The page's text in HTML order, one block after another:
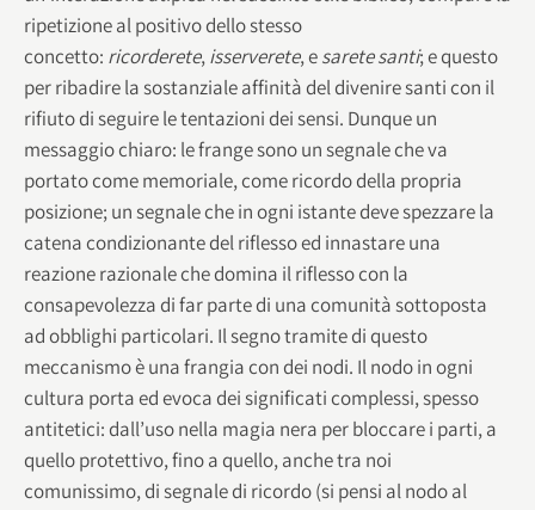
ripetizione al positivo dello stesso
concetto: ricorderete,isserverete, esarete santi; e questo
per ribadire la sostanziale affinità del divenire santi con il
rifiuto di seguire le tentazioni dei sensi. Dunque un
messaggio chiaro: le frange sono un segnale che va
portato come memoriale, come ricordo della propria
posizione; un segnale che in ogni istante deve spezzare la
catena condizionante del riflesso ed innastare una
reazione razionale che domina il riflesso con la
consapevolezza di far parte di una comunità sottoposta
ad obblighi particolari. Il segno tramite di questo
meccanismo è una frangia con dei nodi. Il nodo in ogni
cultura porta ed evoca dei significati complessi, spesso
antitetici: dall’uso nella magia nera per bloccare i parti, a
quello protettivo, fino a quello, anche tra noi
comunissimo, di segnale di ricordo (si pensi al nodo al